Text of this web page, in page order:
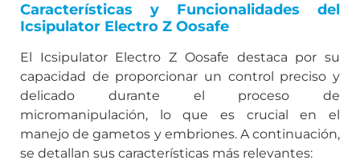
Características y Funcionalidades del
Icsipulator Electro Z Oosafe
El Icsipulator Electro Z Oosafe destaca por su
capacidad de proporcionar un control preciso y
delicado durante el proceso de
micromanipulación, lo que es crucial en el
manejo de gametos y embriones. A continuación,
se detallan sus características más relevantes: